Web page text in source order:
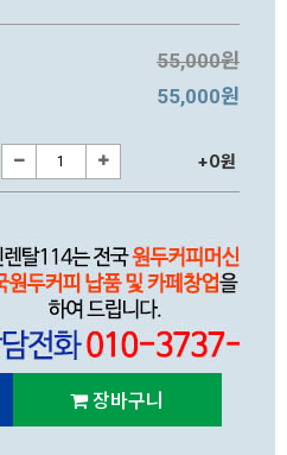
55,000원
55,000원
+0원
장바구니